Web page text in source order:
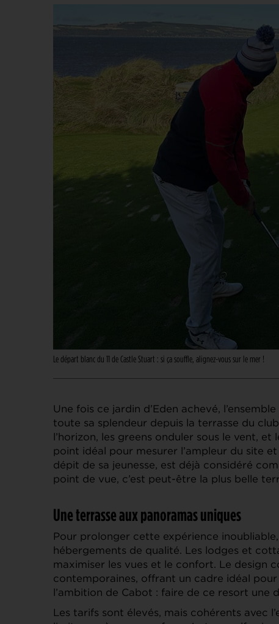
Le départ blanc du 11 de Castle Stuart : si ça souffle, alignez-vous sur le mer !
Une fois ce jardin d’Eden achevé,
toute sa splendeur depuis la terrasse du
l’horizon, les greens onduler sous le vent,
point idéal pour mesurer l’ampleur du site
dépit de sa jeunesse, est déjà considéré
point de vue, c’est peut-être la plus belle
Une terrasse aux panoramas uniques
Pour prolonger cette expérience
hébergements de qualité. Les lodges et
maximiser les vues et le confort. Le design
contemporaines, offrant un cadre idéal
l’ambition de Cabot : faire de ce resort
Les tarifs sont élevés, mais cohérents avec